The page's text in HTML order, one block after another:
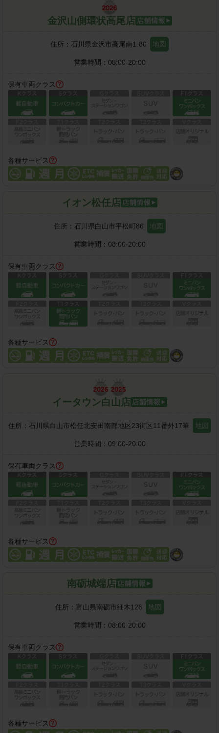
金沢山側環状高尾店
住所： 石川県金沢市高尾南1-80 地図
営業時間： 08:00-20:00
保有車両クラス
各種サービス
イオン松任店
住所： 石川県白山市平松町86 地図
営業時間： 08:00-20:00
保有車両クラス
各種サービス
イータウン白山店
住所： 石川県白山市松任北安田南部地区23街区11番外17筆 地図
営業時間： 09:00-20:00
保有車両クラス
各種サービス
南砺城端店
住所： 富山県南砺市細木126 地図
営業時間： 08:00-20:00
保有車両クラス
各種サービス